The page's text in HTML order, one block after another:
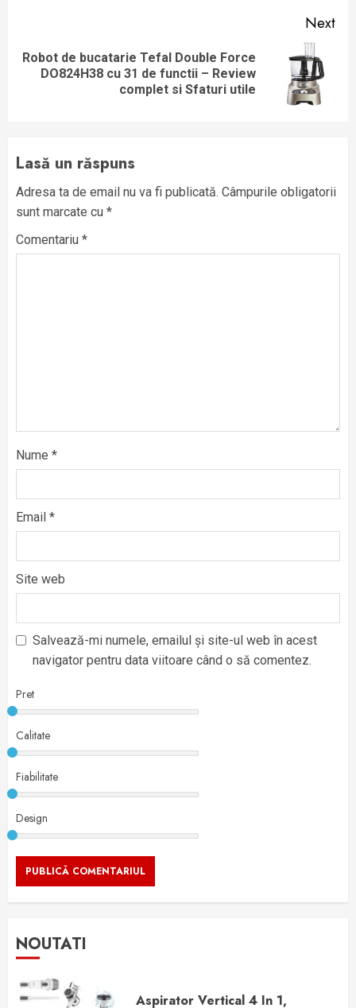
Next
Next
Robot de bucatarie Tefal Double Force
DO824H38 cu 31 de functii – Review
complet si Sfaturi utile
Lasă un răspuns
Adresa ta de email nu va fi publicată. Câmpurile obligatorii
sunt marcate cu *
Comentariu *
Nume *
Email *
Site web
Salvează-mi numele, emailul și site-ul web în acest
navigator pentru data viitoare când o să comentez.
Pret
Calitate
Fiabilitate
Design
NOUTATI
Aspirator Vertical 4 In 1,